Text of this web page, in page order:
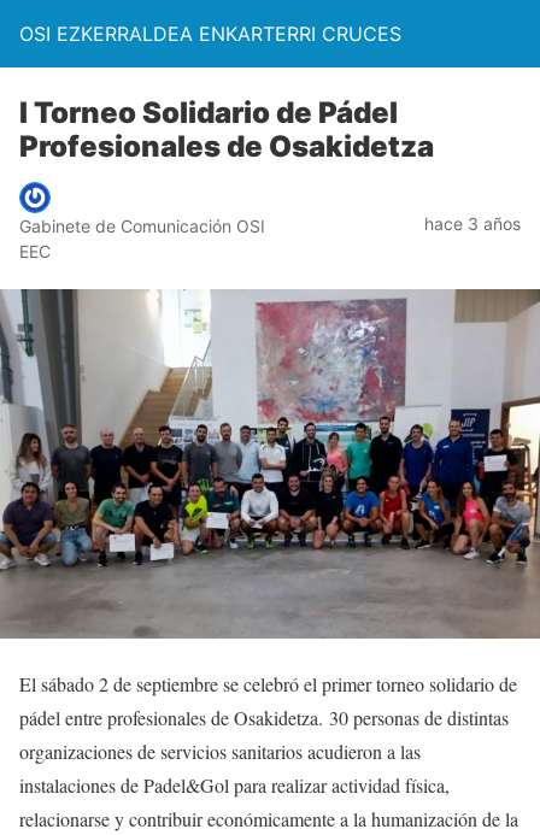
OSI EZKERRALDEA ENKARTERRI CRUCES
I Torneo Solidario de Pádel
Profesionales de Osakidetza
Gabinete de Comunicación OSI
EEC
hace 3 años
El sábado 2 de septiembre se celebró el primer torneo solidario de
pádel entre profesionales de Osakidetza. 30 personas de distintas
organizaciones de servicios sanitarios acudieron a las
instalaciones de Padel&Gol para realizar actividad física,
relacionarse y contribuir económicamente a la humanización de la